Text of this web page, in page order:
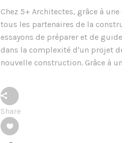
Chez 5+ Architectes, grâce à
tous les partenaires de la
essayons de préparer et de
dans la complexité d'un projet
nouvelle construction. Grâce à
Share